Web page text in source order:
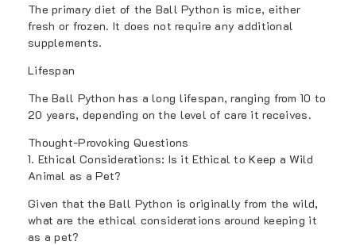
The primary diet of the Ball Python is mice, either
fresh or frozen. It does not require any additional
supplements.
Lifespan
The Ball Python has a long lifespan, ranging from 10 to
20 years, depending on the level of care it receives.
Thought-Provoking Questions
1. Ethical Considerations: Is it Ethical to Keep a Wild
Animal as a Pet?
Given that the Ball Python is originally from the wild,
what are the ethical considerations around keeping it
as a pet?